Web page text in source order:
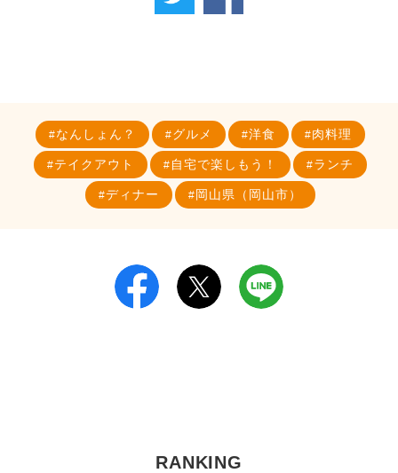
なんしょん？ グルメ 洋食 肉料理
テイクアウト 自宅で楽しもう！ ランチ
ディナー 岡山県（岡山市）
RANKING